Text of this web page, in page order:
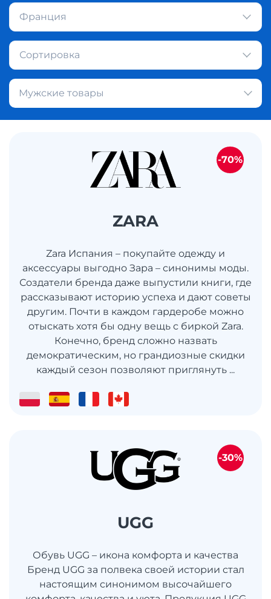
Франция
Сортировка
Мужские товары
ZARA
Zara Испания – покупайте одежду и
аксессуары выгодно Зара – синонимы моды.
Создатели бренда даже выпустили книги, где
рассказывают историю успеха и дают советы
другим. Почти в каждом гардеробе можно
отыскать хотя бы одну вещь с биркой Zara.
Конечно, бренд сложно назвать
демократическим, но грандиозные скидки
каждый сезон позволяют приглянуть ...
-70%
UGG
Обувь UGG – икона комфорта и качества
Бренд UGG за полвека своей истории стал
настоящим синонимом высочайшего
-30%